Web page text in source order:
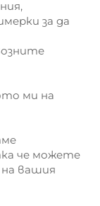
за да
ми на
че можете
вашия